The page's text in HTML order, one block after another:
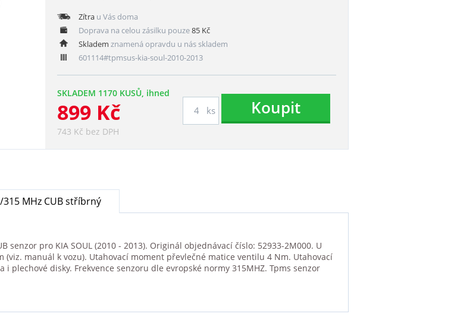
Zítra u Vás doma
Doprava na celou zásilku pouze85 Kč
Skladem znamená opravdu u nás skladem
601114#tpmsus-kia-soul-2010-2013
SKLADEM 1170 KUSŮ, ihned
899 Kč
743 Kč bez DPH
ks Koupit
315 MHz CUB stříbrný
senzor pro KIA SOUL (2010 - 2013). Originál objednávací číslo: 52933-2M000. U
manuál k vozu). Utahovací moment převlečné matice ventilu 4 Nm. Utahovací
plechové disky. Frekvence senzoru dle evropské normy 315MHZ. Tpms senzor